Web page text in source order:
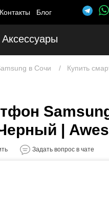
Контакты Блог
Аксессуары
в Сочи Купить
|
Задать вопрос в чате